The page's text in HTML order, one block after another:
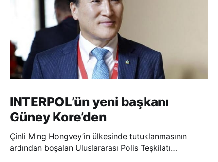
INTERPOL’ün yeni başkanı
Güney Kore’den
Çinli Mıng Hongvey’in ülkesinde tutuklanmasının
ardından boşalan Uluslararası Polis Teşkilatı